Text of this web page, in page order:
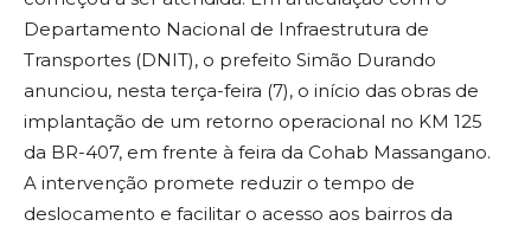
Departamento Nacional de Infraestrutura de
Transportes (DNIT), o prefeito Simão Durando
anunciou, nesta terça-feira (7), o início das obras de
implantação de um retorno operacional no KM 125
da BR-407, em frente à feira da Cohab Massangano.
A intervenção promete reduzir o tempo de
deslocamento e facilitar o acesso aos bairros da